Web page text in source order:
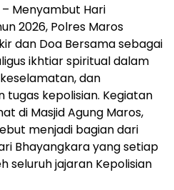
– Menyambut Hari
2026, Polres Maros
dan Doa Bersama sebagai
ikhtiar spiritual dalam
dan
kepolisian. Kegiatan
di Masjid Agung Maros,
menjadi bagian dari
Bhayangkara yang setiap
seluruh jajaran Kepolisian